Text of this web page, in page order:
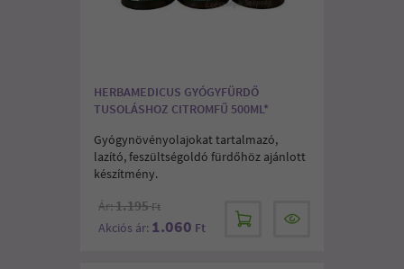
HERBAMEDICUS GYÓGYFÜRDŐ
TUSOLÁSHOZ CITROMFŰ 500ML*
Gyógynövényolajokat tartalmazó,
lazító, feszültségoldó fürdőhöz ajánlott
készítmény.
Ár:1.195 Ft
Akciós ár: 1.060 Ft